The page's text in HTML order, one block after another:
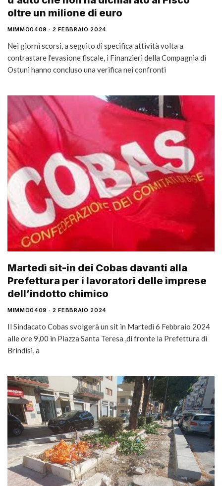
oltre un milione di euro
MIMMO0409 2 FEBBRAIO 2024
Nei giorni scorsi, a seguito di specifica attività volta a
contrastare l’evasione fiscale, i Finanzieri della Compagnia di
Ostuni hanno concluso una verifica nei confronti
Martedì sit-in dei Cobas davanti alla
Prefettura per i lavoratori delle imprese
dell’indotto chimico
MIMMO0409 2 FEBBRAIO 2024
Il Sindacato Cobas svolgerà un sit in Martedì 6 Febbraio 2024
alle ore 9,00 in Piazza Santa Teresa ,di fronte la Prefettura di
Brindisi, a